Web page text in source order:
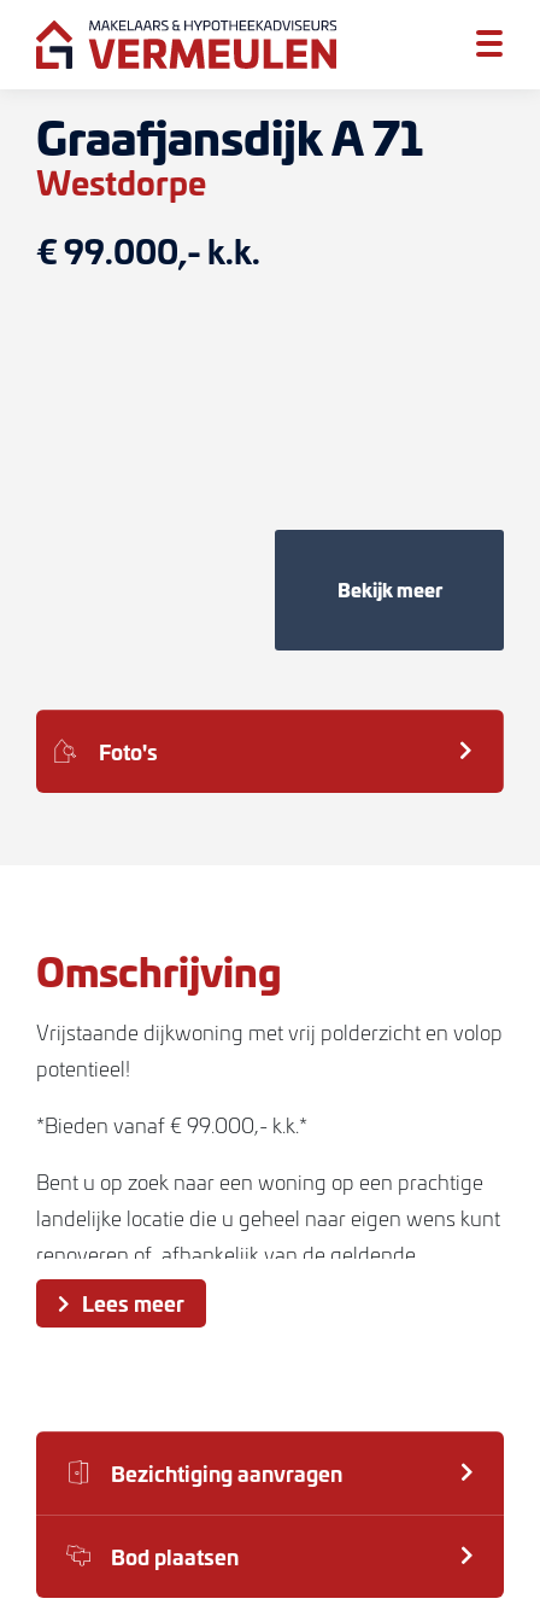
Graafjansdijk A 71
Westdorpe
€ 99.000,- k.k.
Bekijk meer
Foto's
Omschrijving
Vrijstaande dijkwoning met vrij polderzicht en volop
potentieel!
*Bieden vanaf € 99.000,- k.k.*
Bent u op zoek naar een woning op een prachtige
landelijke locatie die u geheel naar eigen wens kunt
renoveren of, afhankelijk van de geldende
regelgeving, mogelijk kunt vervangen door
nieuwbouw. Dan biedt deze karakteristieke
De woning is gelegen op een rustige landelijke
locatie met een fraai vrij uitzicht over het Zeeuws-
ruimte en privacy, terwijl voorzieningen in
Westdorpe, Sas van Gent, Axel en Terneuzen op
Lees meer
Bezichtiging aanvragen
Bod plaatsen